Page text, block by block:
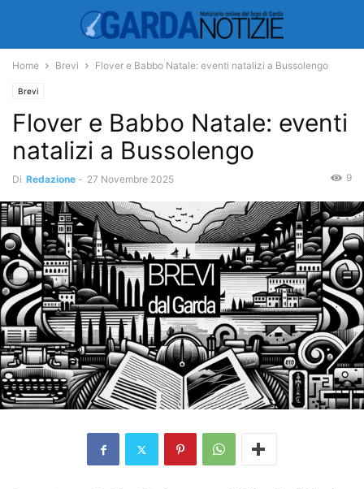
Home Brevi Flover e Babbo Natale: eventi natalizi a Bussolengo
Brevi
Flover e Babbo Natale: eventi
natalizi a Bussolengo
Di Redazione - 27 Novembre 2025 9